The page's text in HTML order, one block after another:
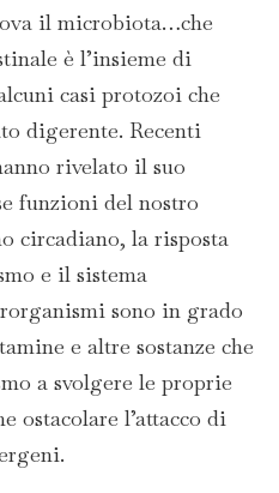
il microbiota…che
è l’insieme di
casi protozoi che
digerente. Recenti
rivelato il suo
funzioni del nostro
circadiano, la risposta
e il sistema
sono in grado
e altre sostanze che
a svolgere le proprie
ostacolare l’attacco di